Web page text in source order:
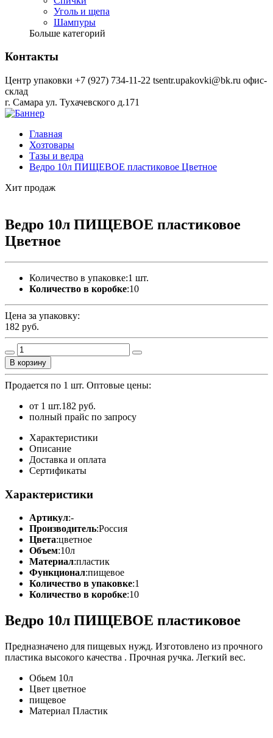
Уголь и щепа
Шампуры
Больше категорий
Контакты
Центр упаковки +7 (927) 734-11-22 tsentr.upakovki@bk.ru офис-
склад
г. Самара ул. Тухачевского д.171
Главная
Хозтовары
Тазы и ведра
Ведро 10л ПИЩЕВОЕ пластиковое Цветное
Хит продаж
Ведро 10л ПИЩЕВОЕ пластиковое
Цветное
Количество в упаковке:1 шт.
Количество в коробке:10
Цена за упаковку:
182 руб.
В корзину
Продается по 1 шт. Оптовые цены:
от 1 шт.182 руб.
полный прайс по запросу
Характеристики
Описание
Доставка и оплата
Сертификаты
Характеристики
Артикул:-
Производитель:Россия
Цвета:цветное
Объем:10л
Материал:пластик
Функционал:пищевое
Количество в упаковке:1
Количество в коробке:10
Ведро 10л ПИЩЕВОЕ пластиковое
Предназначено для пищевых нужд. Изготовлено из прочного
пластика высокого качества . Прочная ручка. Легкий вес.
Обьем 10л
Цвет цветное
пищевое
Материал Пластик